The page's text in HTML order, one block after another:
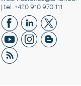
| tel. +420 910 970 111